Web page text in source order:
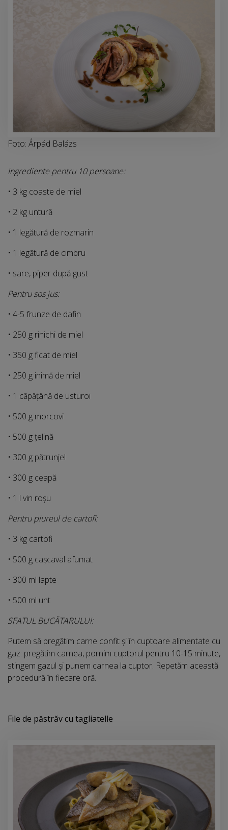
Foto: Árpád Balázs
Ingrediente pentru 10 persoane:
• 3 kg coaste de miel
• 2 kg untură
• 1 legătură de rozmarin
• 1 legătură de cimbru
• sare, piper după gust
Pentru sos jus:
• 4-5 frunze de dafin
• 250 g rinichi de miel
• 350 g ficat de miel
• 250 g inimă de miel
• 1 căpățână de usturoi
• 500 g morcovi
• 500 g țelină
• 300 g pătrunjel
• 300 g ceapă
• 1 l vin roșu
Pentru piureul de cartofi:
• 3 kg cartofi
• 500 g cașcaval afumat
• 300 ml lapte
• 500 ml unt
SFATUL BUCĂTARULUI:
Putem să pregătim carne confit și în cuptoare alimentate cu
gaz: pregătim carnea, pornim cuptorul pentru 10-15 minute,
stingem gazul și punem carnea la cuptor. Repetăm această
procedură în fiecare oră.
File de păstrăv cu tagliatelle